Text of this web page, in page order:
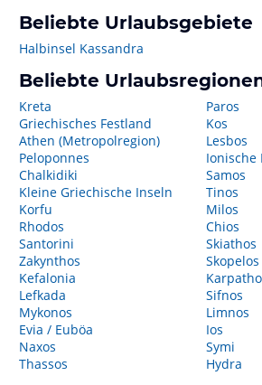
Beliebte Urlaubsgebiete
Halbinsel Kassandra
Beliebte
Kreta
Griechisches Festland
Athen (Metropolregion)
Peloponnes
Chalkidiki
Kleine Griechische Inseln
Korfu
Rhodos
Santorini
Zakynthos
Kefalonia
Lefkada
Mykonos
Evia / Euböa
Naxos
Thassos
Paros
Kos
Lesbos
Ionische
Samos
Tinos
Milos
Chios
Skiathos
Skopelos
Sifnos
Limnos
Ios
Symi
Hydra